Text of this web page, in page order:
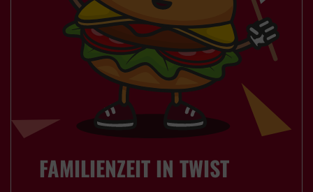
FAMILIENZEIT IN TWIST